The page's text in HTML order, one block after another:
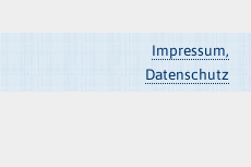
Impressum,
Datenschutz